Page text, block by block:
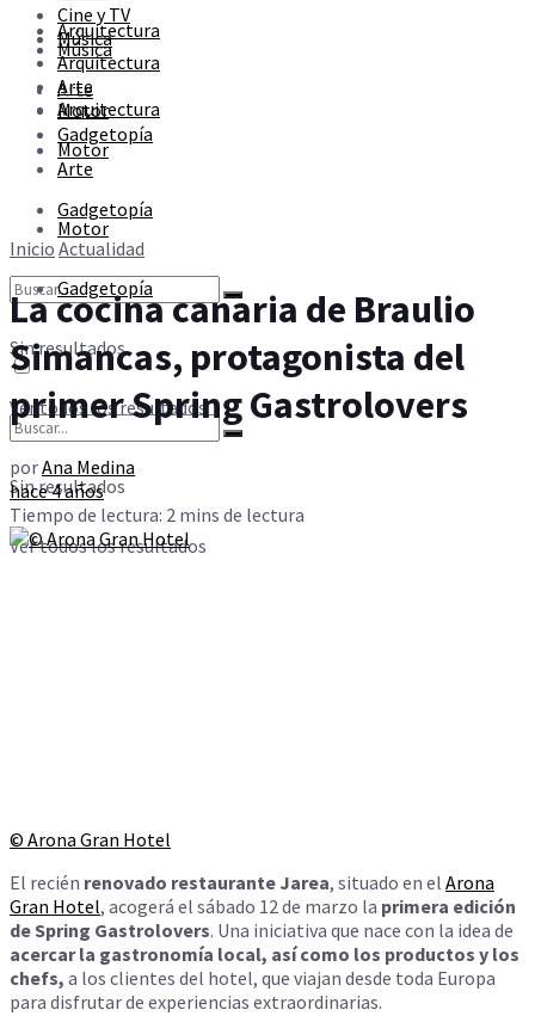
Arquitectura
Arte
Motor
Gadgetopía
Sin resultados
Ver todos los resultados
Música
Arquitectura
Arte
Motor
Gadgetopía
Sin resultados
Ver todos los resultados
Sin resultados
Ver todos los resultados
Cine y TV
Música
Arquitectura
Arte
Motor
Gadgetopía
Inicio Actualidad
La cocina canaria de Braulio
Simancas, protagonista del
primer Spring Gastrolovers
porAna Medina
hace 4 años
Tiempo de lectura: 2 mins de lectura
© Arona Gran Hotel
El recién renovado restaurante Jarea, situado en el Arona
Gran Hotel, acogerá el sábado 12 de marzo la primera edición
de Spring Gastrolovers. Una iniciativa que nace con la idea de
acercar la gastronomía local, así como los productos y los
chefs, a los clientes del hotel, que viajan desde toda Europa
para disfrutar de experiencias extraordinarias.